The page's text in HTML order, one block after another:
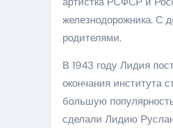
железнодорожника. С
родителями.
В 1943 году Лидия
окончания института
большую
сделали Лидию